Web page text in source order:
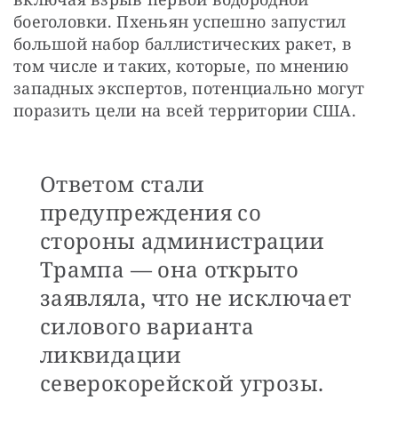
боеголовки. Пхеньян успешно запустил
большой набор баллистических ракет, в
том числе и таких, которые, по мнению
западных экспертов, потенциально могут
поразить цели на всей территории США.
Ответом стали
предупреждения со
стороны администрации
Трампа — она открыто
заявляла, что не исключает
силового варианта
ликвидации
северокорейской угрозы.